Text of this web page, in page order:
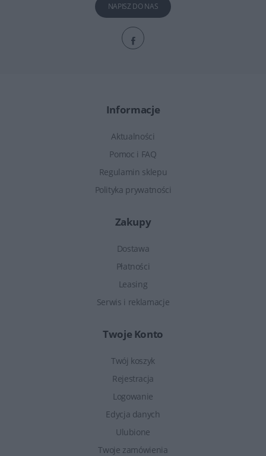
NAPISZ DO NAS
Informacje
Aktualności
Pomoc i FAQ
Regulamin sklepu
Polityka prywatności
Zakupy
Dostawa
Płatności
Leasing
Serwis i reklamacje
Twoje Konto
Twój koszyk
Rejestracja
Logowanie
Edycja danych
Ulubione
Twoje zamówienia